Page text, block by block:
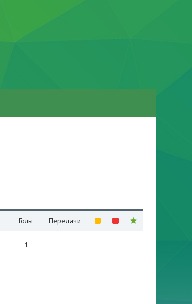
Голы Передачи
1